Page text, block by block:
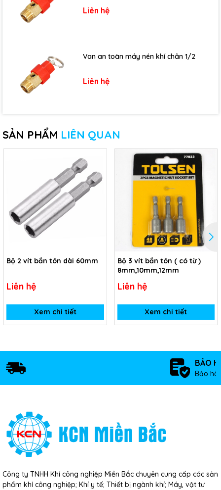
Liên hệ
Van an toàn máy nén khí chân 1/2
Liên hệ
SẢN PHẨM LIÊN QUAN
Bộ 2 vít bắn tôn dài 60mm
Liên hệ
Xem chi tiết
Bộ 3 vít bắn tôn ( có từ )
8mm,10mm,12mm
Liên hệ
Xem chi tiết
BẢO
Bảo
Công ty TNHH Khí công nghiệp Miền Bắc chuyên cung cấp các sản
phẩm khí công nghiệp; Khí y tế; Thiết bị ngành khí; Máy, vật tư